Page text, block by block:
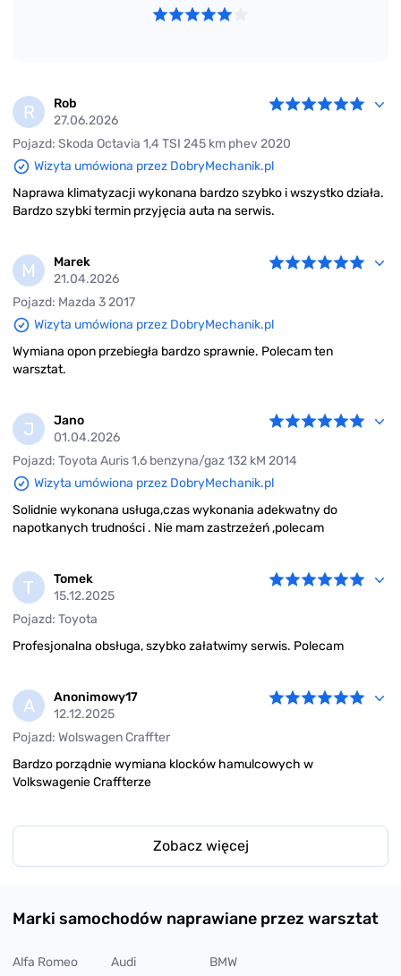
R
Rob
27.06.2026
Pojazd: Skoda Octavia 1,4 TSI 245 km phev 2020
Wizyta umówiona przez DobryMechanik.pl
Naprawa klimatyzacji wykonana bardzo szybko i wszystko działa.
Bardzo szybki termin przyjęcia auta na serwis.
M
Marek
21.04.2026
Pojazd: Mazda 3 2017
Wizyta umówiona przez DobryMechanik.pl
Wymiana opon przebiegła bardzo sprawnie. Polecam ten
warsztat.
J
Jano
01.04.2026
Pojazd: Toyota Auris 1,6 benzyna/gaz 132 kM 2014
Wizyta umówiona przez DobryMechanik.pl
Solidnie wykonana usługa,czas wykonania adekwatny do
napotkanych trudności . Nie mam zastrzeżeń ,polecam
T
Tomek
15.12.2025
Pojazd: Toyota
Profesjonalna obsługa, szybko załatwimy serwis. Polecam
A
Anonimowy17
12.12.2025
Pojazd: Wolswagen Craffter
Bardzo porządnie wymiana klocków hamulcowych w
Volkswagenie Craffterze
Zobacz więcej
Marki samochodów naprawiane przez warsztat
Alfa Romeo Audi
BMW